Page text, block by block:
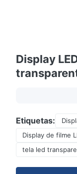
Display
Etiquetas:
Display de filme
tela led